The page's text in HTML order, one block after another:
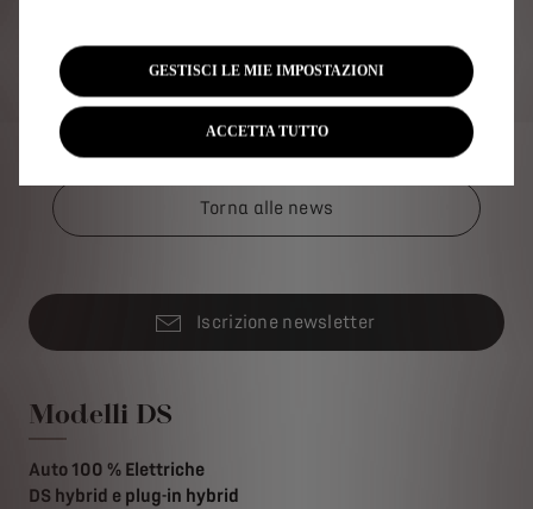
Torna alle news
Iscrizione newsletter
Modelli DS
Auto 100 % Elettriche
DS hybrid e plug-in hybrid
GESTISCI LE MIE IMPOSTAZIONI
ACCETTA TUTTO